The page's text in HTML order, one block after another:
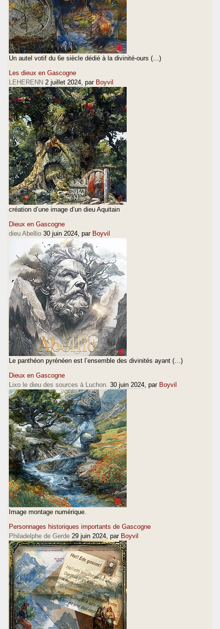
Un autel votif du 6e siècle dédié à la divinité-ours (…)
Les dieux en Gascogne
LEHERENN 2 juillet 2024 , par Boyvil
création d’une image d’un dieu Aquitain
Dieux en Gascogne
dieu Abellio 30 juin 2024 , par Boyvil
Le panthéon pyrénéen est l’ensemble des divinités ayant (…)
Dieux en Gascogne
Lixo le dieu des sources à Luchon. 30 juin 2024 , par Boyvil
Image montage numérique.
Personnages historiques importants de Gascogne
Philadelphe de Gerde 29 juin 2024 , par Boyvil